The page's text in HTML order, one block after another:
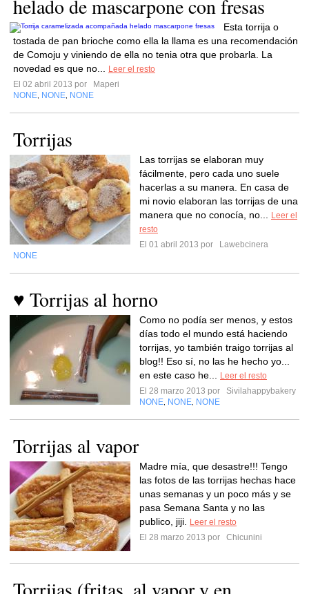
helado de mascarpone con fresas
Esta torrija o
tostada de pan brioche como ella la llama es una recomendación
de Comoju y viniendo de ella no tenia otra que probarla. La
novedad es que no...
Leer el resto
El 02 abril 2013 por
Maperi
NONE NONE NONE
Torrijas
Las torrijas se elaboran muy
fácilmente, pero cada uno suele
hacerlas a su manera. En casa de
mi novio elaboran las torrijas de una
manera que no conocía, no...
Leer el
resto
El 01 abril 2013 por
Lawebcinera
NONE
♥ Torrijas al horno
Como no podía ser menos, y estos
días todo el mundo está haciendo
torrijas, yo también traigo torrijas al
blog!! Eso sí, no las he hecho yo...
en este caso he...
Leer el resto
El 28 marzo 2013 por
Sivilahappybakery
NONE NONE NONE
Torrijas al vapor
Madre mía, que desastre!!! Tengo
las fotos de las torrijas hechas hace
unas semanas y un poco más y se
pasa Semana Santa y no las
publico, jiji.
Leer el resto
El 28 marzo 2013 por
Chicunini